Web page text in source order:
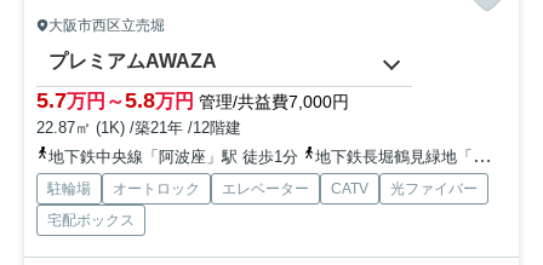
大阪市西区立売堀
プレミアムAWAZA
5.7万円～5.8万円 管理/共益費7,000円
22.87㎡ (1K) /築21年 /12階建
地下鉄中央線「阿波座」駅 徒歩1分
地下鉄長堀鶴見緑地「西長堀」駅 徒歩6分
駐輪場 オートロック エレベーター CATV
光ファイバー
宅配ボックス